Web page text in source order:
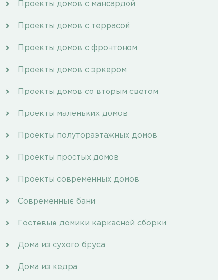
Проекты домов с мансардой
Проекты домов с террасой
Проекты домов с фронтоном
Проекты домов с эркером
Проекты домов со вторым светом
Проекты маленьких домов
Проекты полутораэтажных домов
Проекты простых домов
Проекты современных домов
Современные бани
Гостевые домики каркасной сборки
Дома из сухого бруса
Дома из кедра